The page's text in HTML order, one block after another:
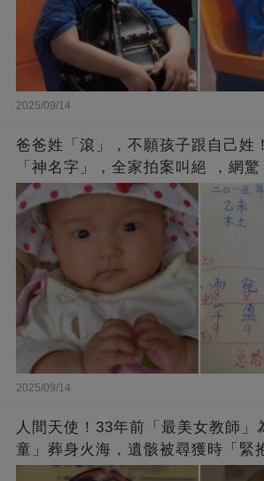
2025/09/14
爸爸姓「滾」，不願孩子跟自己姓
「神名字」，全家拍案叫絕 ，網
2025/09/14
人間天使！33年前「最美女教師」
童」葬身火海，遺骸被尋獲時「緊
崩：真正的英雄不該被遺忘